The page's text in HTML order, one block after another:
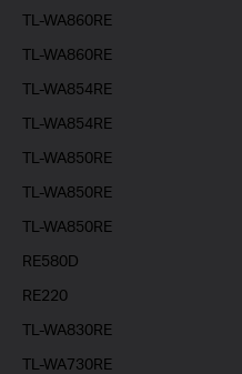
TL-WA860RE
TL-WA860RE
TL-WA854RE
TL-WA854RE
TL-WA850RE
TL-WA850RE
TL-WA850RE
RE580D
RE220
TL-WA830RE
TL-WA730RE